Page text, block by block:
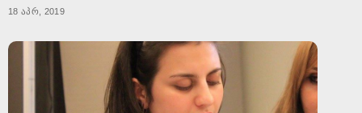
18 აპრ, 2019